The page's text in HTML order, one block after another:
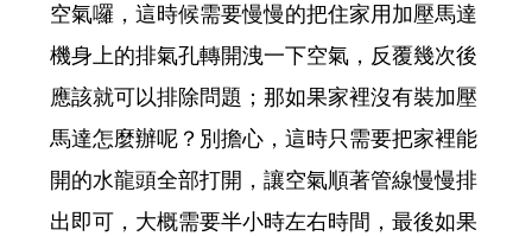
空氣囉，這時候需要慢慢的把住家用加壓馬達
機身上的排氣孔轉開洩一下空氣，反覆幾次後
應該就可以排除問題；那如果家裡沒有裝加壓
馬達怎麼辦呢？別擔心，這時只需要把家裡能
開的水龍頭全部打開，讓空氣順著管線慢慢排
出即可，大概需要半小時左右時間，最後如果